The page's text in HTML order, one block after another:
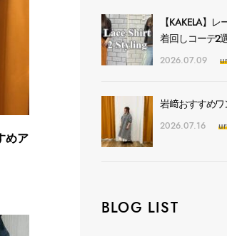
めア
【KAKELA】
着回しコーデ2
2026.07.09
岩﨑おすすめワ
2026.07.16
BLOG LIST